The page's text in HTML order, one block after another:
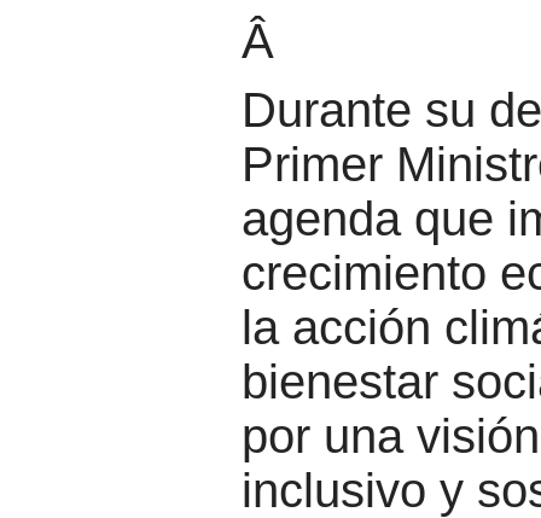
Â
Durante su
Primer
agenda que
crecimiento
la acción
bienestar
por una
inclusivo y